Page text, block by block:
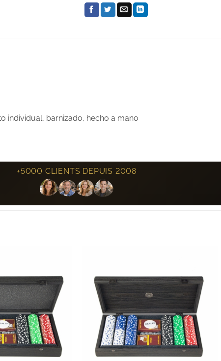
individual, barnizado, hecho a mano
+5000 CLIENTS DEPUIS 2008